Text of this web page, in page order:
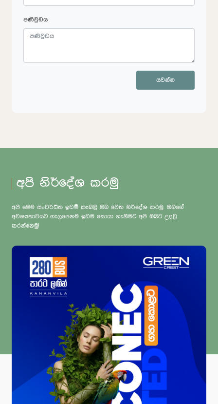
පණිවුඩය
යවන්න
අපි නිර්දේශ කරමු
අපි මෙම සංවර්ධිත ඉඩම් කැබලි ඔබ වෙත නිර්දේශ කරමු. ඔබගේ
අවශ්‍යතාවයට ගැලපෙනම ඉඩම සොයා ගැනීමට අපි ඔබට උදවු
කරන්නෙමු!